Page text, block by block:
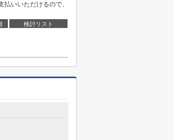
いいただけるので、
検討リスト